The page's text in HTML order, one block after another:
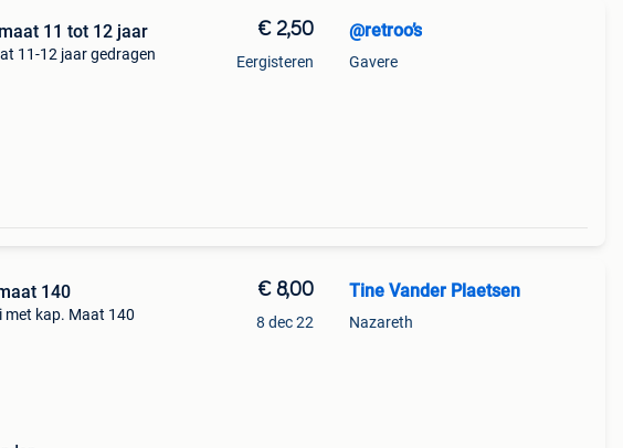
11 tot 12 jaar
11-12 jaar gedragen
€ 2,50
Eergisteren
@retroo’s
Gavere
140
met kap. Maat 140
€ 8,00
8 dec 22
Tine Vander Plaetsen
Nazareth